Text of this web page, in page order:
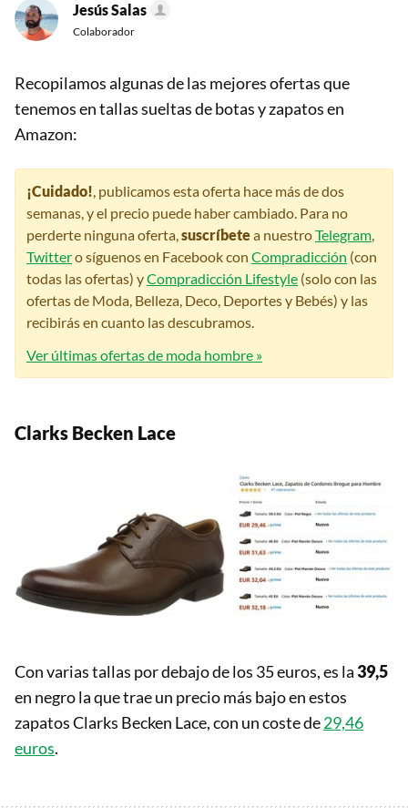
Jesús Salas
Colaborador
Recopilamos algunas de las mejores ofertas que
tenemos en tallas sueltas de botas y zapatos en
Amazon:
¡Cuidado!, publicamos esta oferta hace más de dos
semanas, y el precio puede haber cambiado. Para no
perderte ninguna oferta,suscríbetea nuestroTelegram,
Twittero síguenos en Facebook con Compradicción (con
todas las ofertas) yCompradicción Lifestyle (solo con las
ofertas de Moda, Belleza, Deco, Deportes y Bebés) y las
recibirás en cuanto las descubramos.
Ver últimas ofertas de moda hombre »
Clarks Becken Lace
Con varias tallas por debajo de los 35 euros, es la39,5
en negro la que trae un precio más bajo en estos
zapatos Clarks Becken Lace, con un coste de29,46
euros.